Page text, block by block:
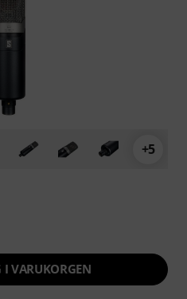
+5
I VARUKORGEN